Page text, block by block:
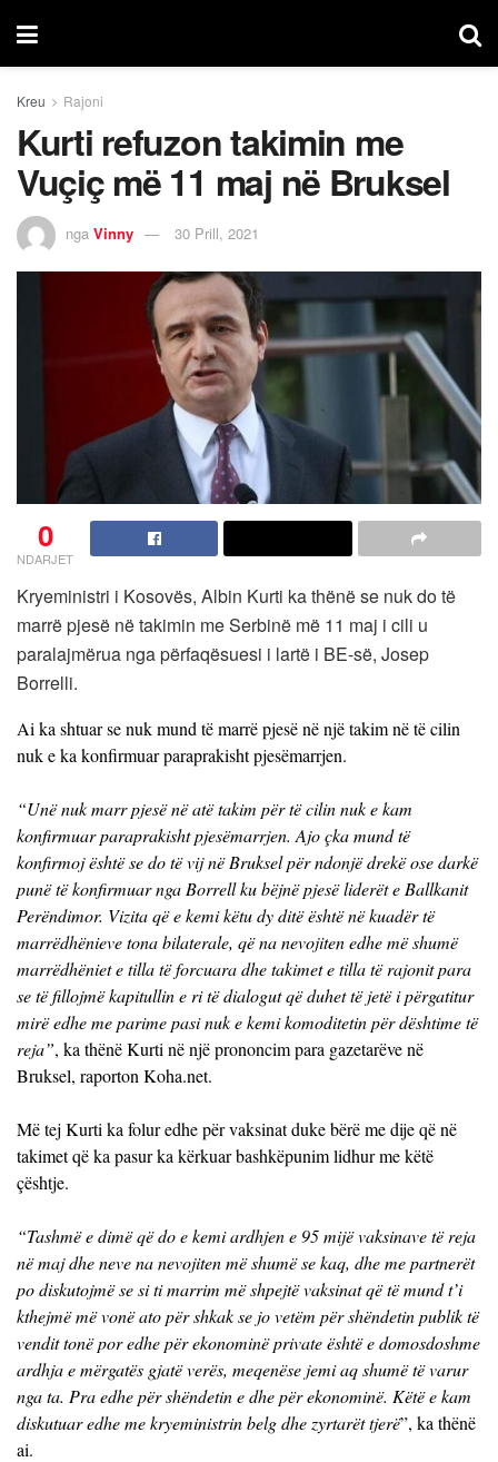
Kreu Rajoni
Kurti refuzon takimin me
Vuçiç më 11 maj në Bruksel
nga Vinny 30 Prill, 2021
0
NDARJET
Kryeministri i Kosovës, Albin Kurti ka thënë se nuk do të
marrë pjesë në takimin me Serbinë më 11 maj i cili u
paralajmërua nga përfaqësuesi i lartë i BE-së, Josep
Borrelli.
Ai ka shtuar se nuk mund të marrë pjesë në një takim në të cilin
nuk e ka konfirmuar paraprakisht pjesëmarrjen.
“Unë nuk marr pjesë në atë takim për të cilin nuk e kam
konfirmuar paraprakisht pjesëmarrjen. Ajo çka mund të
konfirmoj është se do të vij në Bruksel për ndonjë drekë ose darkë
punë të konfirmuar nga Borrell ku bëjnë pjesë liderët e Ballkanit
Perëndimor. Vizita që e kemi këtu dy ditë është në kuadër të
marrëdhënieve tona bilaterale, që na nevojiten edhe më shumë
marrëdhëniet e tilla të forcuara dhe takimet e tilla të rajonit para
se të fillojmë kapitullin e ri të dialogut që duhet të jetë i përgatitur
mirë edhe me parime pasi nuk e kemi komoditetin për dështime të
reja”, ka thënë Kurti në një prononcim para gazetarëve në
Bruksel, raporton Koha.net.
Më tej Kurti ka folur edhe për vaksinat duke bërë me dije që në
takimet që ka pasur ka kërkuar bashkëpunim lidhur me këtë
çështje.
“Tashmë e dimë që do e kemi ardhjen e 95 mijë vaksinave të reja
në maj dhe neve na nevojiten më shumë se kaq, dhe me partnerët
po diskutojmë se si ti marrim më shpejtë vaksinat që të mund t’i
kthejmë më vonë ato për shkak se jo vetëm për shëndetin publik të
vendit tonë por edhe për ekonominë private është e domosdoshme
ardhja e mërgatës gjatë verës, meqenëse jemi aq shumë të varur
nga ta. Pra edhe për shëndetin e dhe për ekonominë. Këtë e kam
diskutuar edhe me kryeministrin belg dhe zyrtarët tjerë”, ka thënë
ai.